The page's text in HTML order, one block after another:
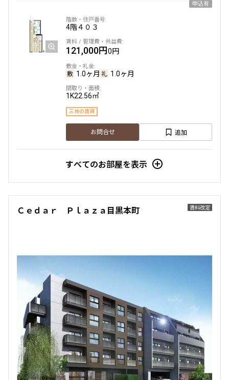
申込有
4階４０３
121,000円0円
1.0ヶ月 1.0ヶ月
1K22.56㎡
三井の賃貸
お問合せ 追加
すべてのお部屋を表示
賃料改定
Ｃｅｄａｒ Ｐｌａｚａ目黒本町